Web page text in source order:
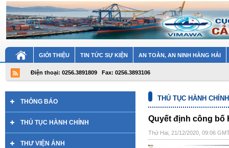
GIỚI THIỆU TIN TỨC SỰ KIỆN AN TOÀN, AN NINH HÀNG HẢI
Điện thoại: 0256.3891809 Fax: 0256.3893106
THÔNG BÁO
THỦ TỤC HÀNH CHÍNH
THƯ VIỆN ẢNH
THỦ TỤC HÀNH CHÍNH
Quyết định công bố
Thứ Hai, 21/12/2020, 09:06